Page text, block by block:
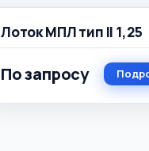
Лоток МПЛ тип II 1,25
По запросу